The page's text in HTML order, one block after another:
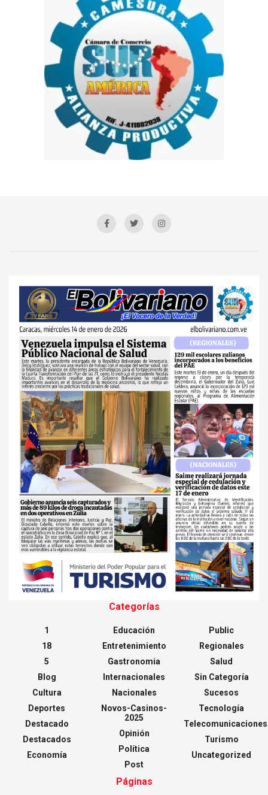
Categorías
1
18
5
Blog
Cultura
Deportes
Destacado
Destacados
Economía
Educación
Entretenimiento
Gastronomia
Internacionales
Nacionales
Novos-Casinos-
2025
Opinión
Política
Post
Public
Regionales
Salud
Sin Categoría
Sucesos
Tecnología
Telecomunicaciones
Turismo
Uncategorized
Páginas